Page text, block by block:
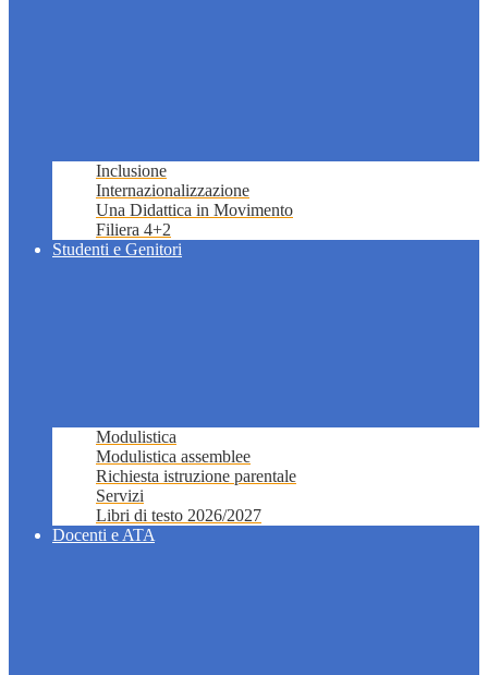
Inclusione
Internazionalizzazione
Una Didattica in Movimento
Filiera 4+2
Studenti e Genitori
Modulistica
Modulistica assemblee
Richiesta istruzione parentale
Servizi
Libri di testo 2026/2027
Docenti e ATA